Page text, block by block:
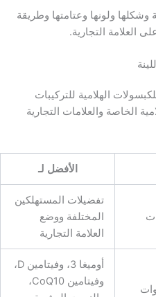
ولونها وعتامتها وطريقة
العلامة التجارية.
الهلامية للتركيبات
الخاصة والعلامات التجارية
الأفضل لـ
تفضيلات المستهلكين
المختلفة ووضع
العلامة التجارية
أوميغا 3، وفيتامين D،
وفيتامين CoQ10،